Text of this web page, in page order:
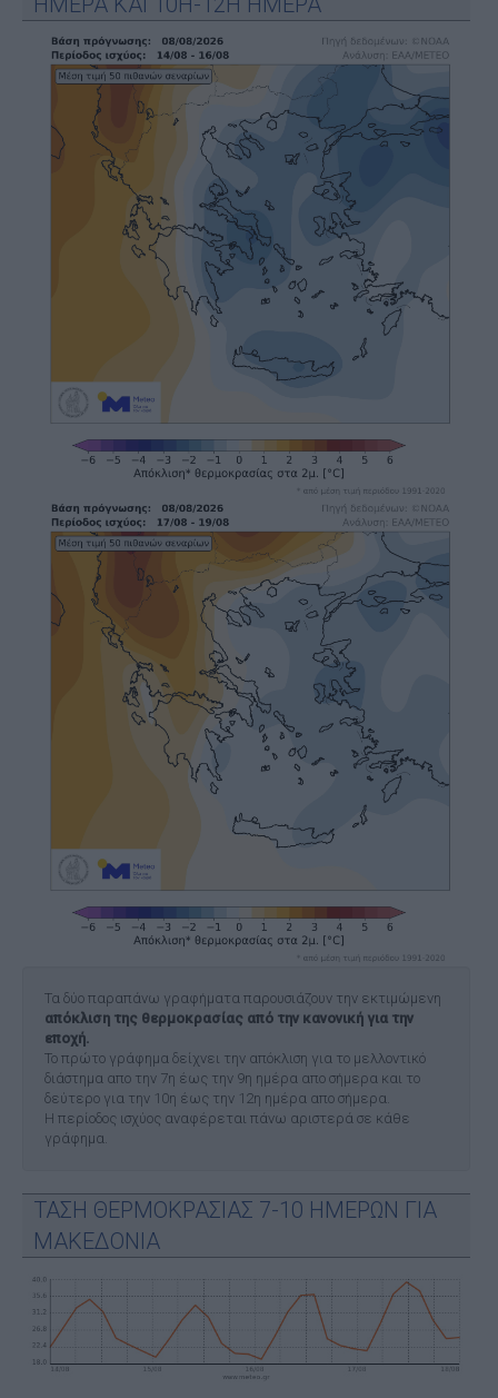
Τα δύο παραπάνω γραφήματα παρουσιάζουν την εκτιμώμενη
απόκλιση της θερμοκρασίας από την κανονική για την
εποχή.
Το πρώτο γράφημα δείχνει την απόκλιση για το μελλοντικό
διάστημα απο την 7η έως την 9η ημέρα απο σήμερα και το
δεύτερο για την 10η έως την 12η ημέρα απο σήμερα.
Η περίοδος ισχύος αναφέρεται πάνω αριστερά σε κάθε
γράφημα.
ΤΑΣΗ ΘΕΡΜΟΚΡΑΣΙΑΣ 7-10 ΗΜΕΡΩΝ ΓΙΑ
ΜΑΚΕΔΟΝΙΑ